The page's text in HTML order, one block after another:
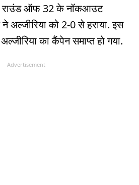
राउंड ऑफ 32 के नॉकआउट
अल्जीरिया को 2-0 से हराया. इस
का कैंपेन समाप्त हो गया.
Advertisement